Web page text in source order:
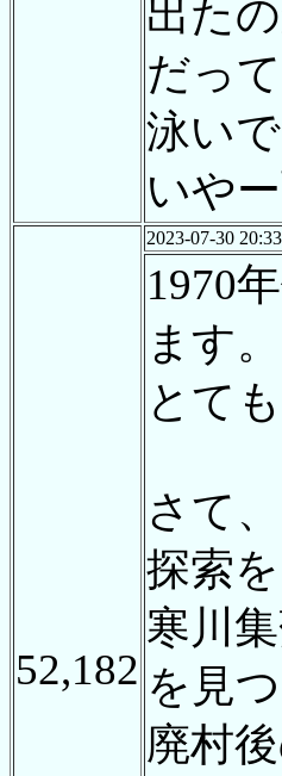
出た
だっ
泳い
いや
52,182
2023-07-30
1970
ます。
とて
さて
探索
寒川
を見
廃村